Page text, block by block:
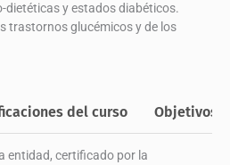
dietéticas y estados diabéticos.
trastornos glucémicos y de los
del curso Objetivos
entidad, certificado por la